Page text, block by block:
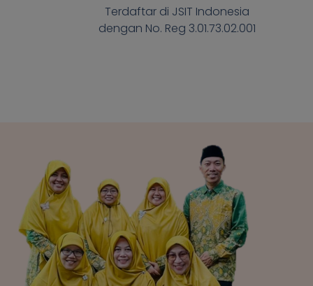
Terdaftar di JSIT Indonesia
dengan No. Reg 3.01.73.02.001